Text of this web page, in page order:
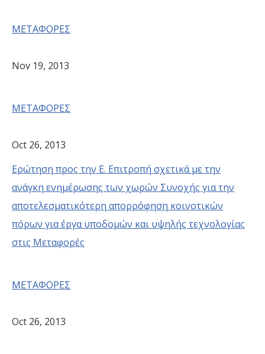
ΜΕΤΑΦΟΡΕΣ
Nov 19, 2013
ΜΕΤΑΦΟΡΕΣ
Oct 26, 2013
Ερώτηση προς την Ε. Επιτροπή σχετικά με την
ανάγκη ενημέρωσης των χωρών Συνοχής για την
αποτελεσματικότερη απορρόφηση κοινοτικών
πόρων για έργα υποδομών και υψηλής τεχνολογίας
στις Mεταφορές
ΜΕΤΑΦΟΡΕΣ
Oct 26, 2013